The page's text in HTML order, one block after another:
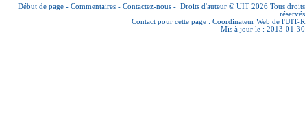
Début de page - Commentaires - Contactez-nous - Droits d'auteur © UIT 2026 Tous droits
réservés
Contact pour cette page : Coordinateur Web de l'UIT-R
Mis à jour le : 2013-01-30